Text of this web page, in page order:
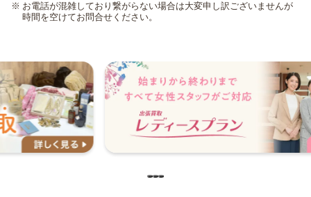
お電話が混雑しており繋がらない場合は大変申し訳ございませんが
時間を空けてお問合せください。